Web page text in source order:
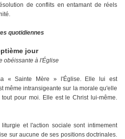
de conflits en entamant de réels
quotidiennes
jour
obéissante à l'Église
« Sainte Mère » l'Église. Elle lui est
même intransigeante sur la morale qu'elle
pour moi. Elle est le Christ lui-même.
et l'action sociale sont intimement
sur aucune de ses positions doctrinales.